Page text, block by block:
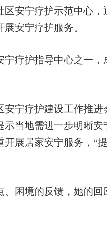
安宁疗护示范中心
安宁疗护服务。
疗护指导中心之一，
宁疗护建设工作推进
示当地需进一步明晰
开展居家安宁服务，“
困境的反馈，她的回